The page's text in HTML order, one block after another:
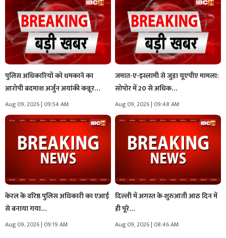
पुलिस अधिकारियों को धमकाने का
आरोपी बदमाश अर्जुन अयांकी कन्नूर…
Aug 09, 2026 | 09:54 AM
जमात-ए-इस्लामी से जुड़ा यूएपीए मामला:
सोपोर में 20 से अधिक…
Aug 09, 2026 | 09:48 AM
केरल के वरिष्ठ पुलिस अधिकारी का एआई
से बनाया गया…
Aug 09, 2026 | 09:19 AM
दिल्ली में अगस्त के शुरुआती आठ दिन में
ही पूरे…
Aug 09, 2026 | 08:46 AM